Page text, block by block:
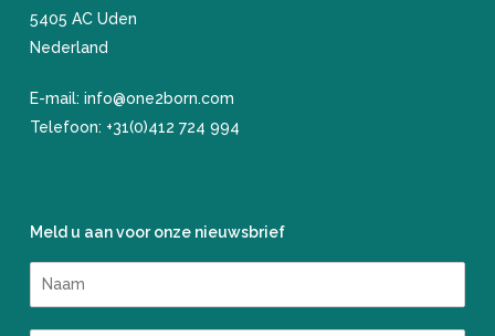
​5405 AC Uden
Nederland
E-mail: info@one2born.com
Telefoon: +31(0)412 724 994
Meld u aan voor onze nieuwsbrief